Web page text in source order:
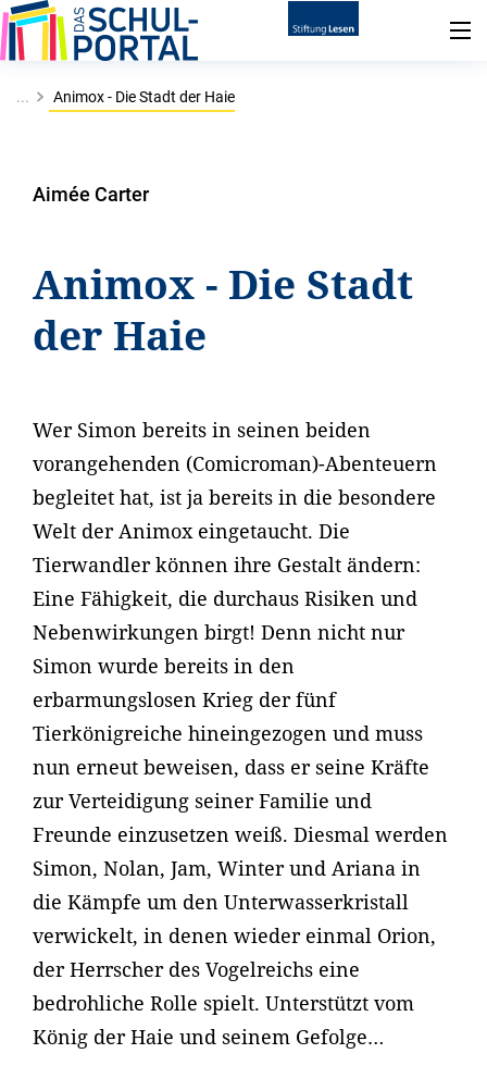
... Animox - Die Stadt der Haie
Aimée Carter
Animox - Die Stadt
der Haie
Wer Simon bereits in seinen beiden
vorangehenden (Comicroman)-Abenteuern
begleitet hat, ist ja bereits in die besondere
Welt der Animox eingetaucht. Die
Tierwandler können ihre Gestalt ändern:
Eine Fähigkeit, die durchaus Risiken und
Nebenwirkungen birgt! Denn nicht nur
Simon wurde bereits in den
erbarmungslosen Krieg der fünf
Tierkönigreiche hineingezogen und muss
nun erneut beweisen, dass er seine Kräfte
zur Verteidigung seiner Familie und
Freunde einzusetzen weiß. Diesmal werden
Simon, Nolan, Jam, Winter und Ariana in
die Kämpfe um den Unterwasserkristall
verwickelt, in denen wieder einmal Orion,
der Herrscher des Vogelreichs eine
bedrohliche Rolle spielt. Unterstützt vom
König der Haie und seinem Gefolge…